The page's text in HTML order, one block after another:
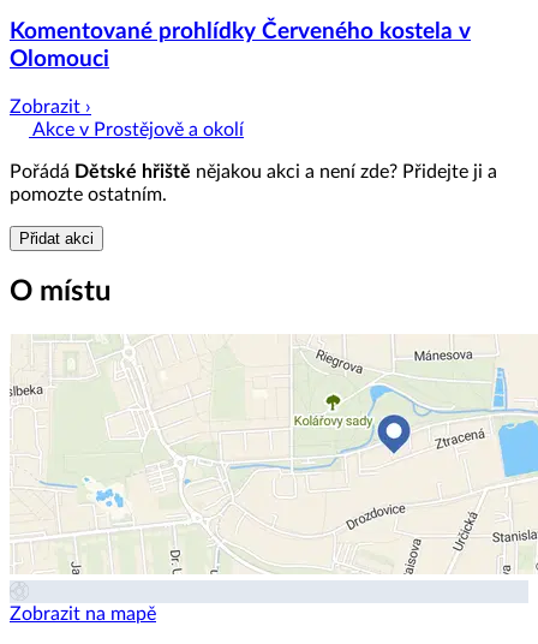
Komentované prohlídky Červeného kostela v
Olomouci
Zobrazit ›
Akce v Prostějově a okolí
Pořádá Dětské hřiště nějakou akci a není zde? Přidejte ji a
pomozte ostatním.
Přidat akci
O místu
Zobrazit na mapě